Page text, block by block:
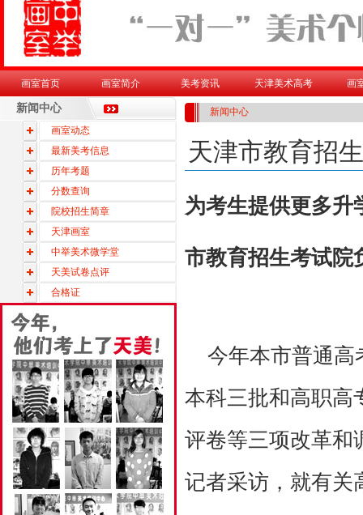
画室首页 画室简介 美考资讯 天津美术高考 画
新闻中心
画室动态
最新美考信息
历年考题
分数查询
院校招生简章
天津画室
中举美术微学堂
天美试卷点评
合格证
新闻中心
天津市教育招
为考生提供更多升
市教育招生考试院
今年本市普通高
本科三批和高职高
评卷等三项改革和
记者采访，就有关